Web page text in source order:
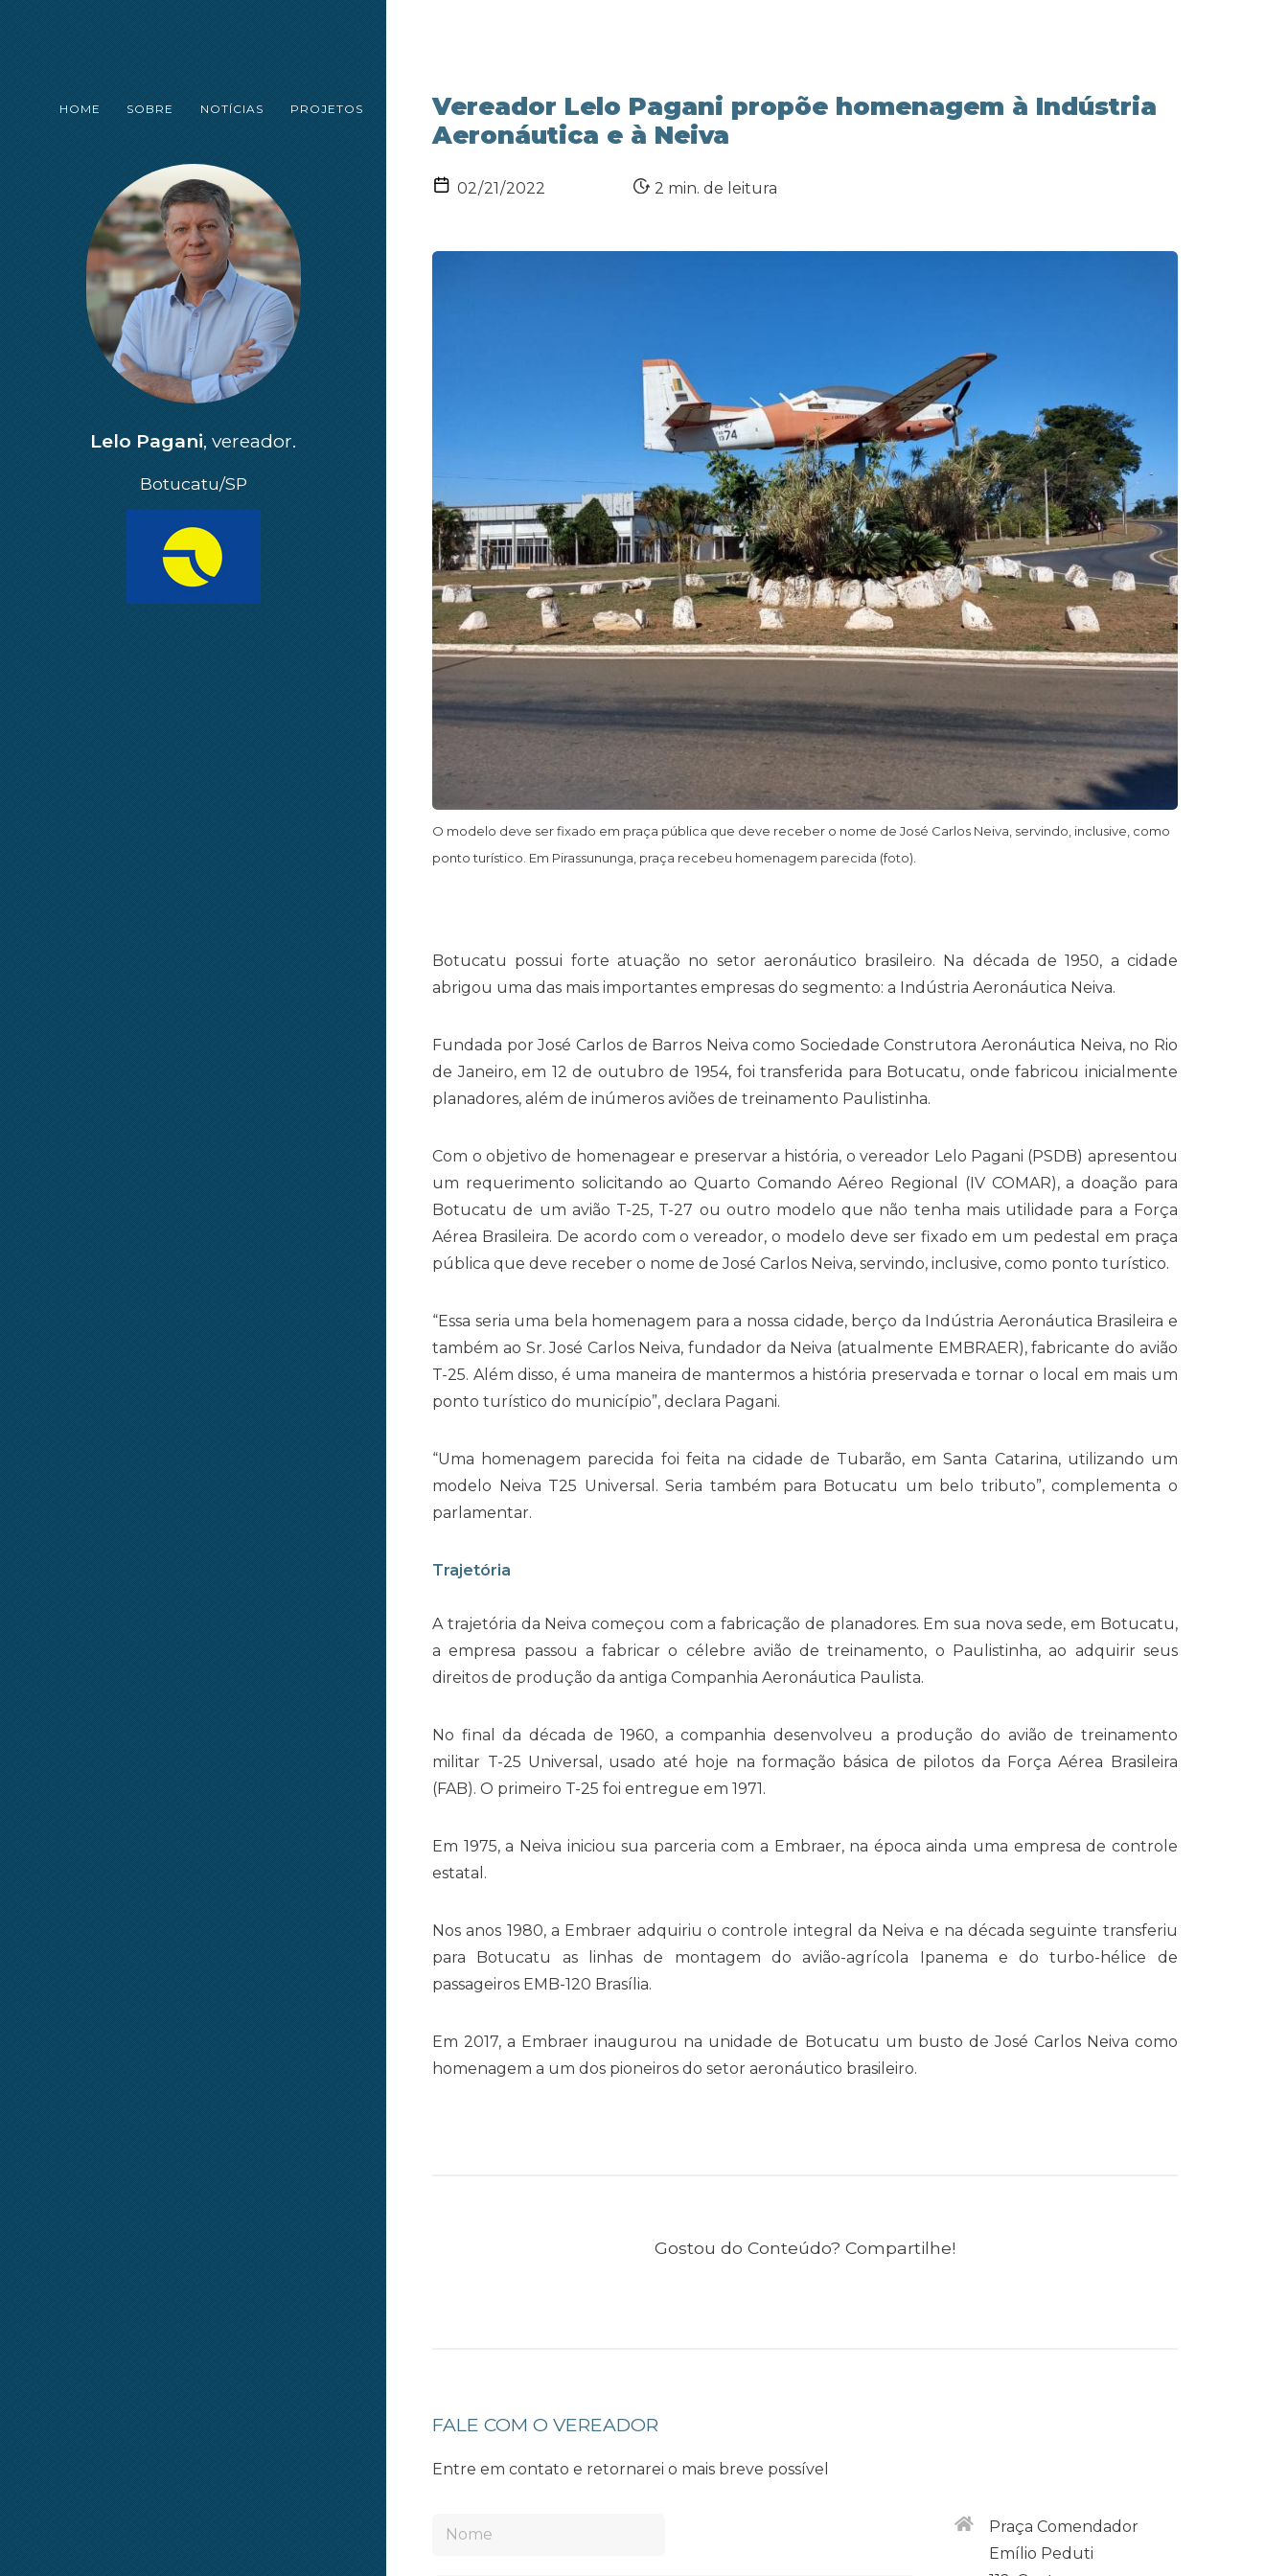
HOME SOBRE NOTÍCIAS PROJETOS
Lelo Pagani, vereador.
Botucatu/SP
Vereador Lelo Pagani propõe homenagem à Indústria
Aeronáutica e à Neiva
2 min. de leitura
O modelo deve ser fixado em praça pública que deve receber o nome de José Carlos Neiva, servindo, inclusive, como
ponto turístico. Em Pirassununga, praça recebeu homenagem parecida (foto).
Botucatu possui forte atuação no setor aeronáutico brasileiro. Na década de 1950, a cidade
abrigou uma das mais importantes empresas do segmento: a Indústria Aeronáutica Neiva.
Fundada por José Carlos de Barros Neiva como Sociedade Construtora Aeronáutica Neiva, no Rio
de Janeiro, em 12 de outubro de 1954, foi transferida para Botucatu, onde fabricou inicialmente
planadores, além de inúmeros aviões de treinamento Paulistinha.
Com o objetivo de homenagear e preservar a história, o vereador Lelo Pagani (PSDB) apresentou
um requerimento solicitando ao Quarto Comando Aéreo Regional (IV COMAR), a doação para
Botucatu de um avião T-25, T-27 ou outro modelo que não tenha mais utilidade para a Força
Aérea Brasileira. De acordo com o vereador, o modelo deve ser fixado em um pedestal em praça
pública que deve receber o nome de José Carlos Neiva, servindo, inclusive, como ponto turístico.
“Essa seria uma bela homenagem para a nossa cidade, berço da Indústria Aeronáutica Brasileira e
também ao Sr. José Carlos Neiva, fundador da Neiva (atualmente EMBRAER), fabricante do avião
T-25. Além disso, é uma maneira de mantermos a história preservada e tornar o local em mais um
ponto turístico do município”, declara Pagani.
“Uma homenagem parecida foi feita na cidade de Tubarão, em Santa Catarina, utilizando um
modelo Neiva T25 Universal. Seria também para Botucatu um belo tributo”, complementa o
parlamentar.
Trajetória
A trajetória da Neiva começou com a fabricação de planadores. Em sua nova sede, em Botucatu,
a empresa passou a fabricar o célebre avião de treinamento, o Paulistinha, ao adquirir seus
direitos de produção da antiga Companhia Aeronáutica Paulista.
No final da década de 1960, a companhia desenvolveu a produção do avião de treinamento
militar T-25 Universal, usado até hoje na formação básica de pilotos da Força Aérea Brasileira
(FAB). O primeiro T-25 foi entregue em 1971.
Em 1975, a Neiva iniciou sua parceria com a Embraer, na época ainda uma empresa de controle
estatal.
Nos anos 1980, a Embraer adquiriu o controle integral da Neiva e na década seguinte transferiu
para Botucatu as linhas de montagem do avião-agrícola Ipanema e do turbo-hélice de
passageiros EMB-120 Brasília.
Em 2017, a Embraer inaugurou na unidade de Botucatu um busto de José Carlos Neiva como
homenagem a um dos pioneiros do setor aeronáutico brasileiro.
Gostou do Conteúdo? Compartilhe!
FALE COM O VEREADOR
Entre em contato e retornarei o mais breve possível
Praça Comendador
Emílio Peduti